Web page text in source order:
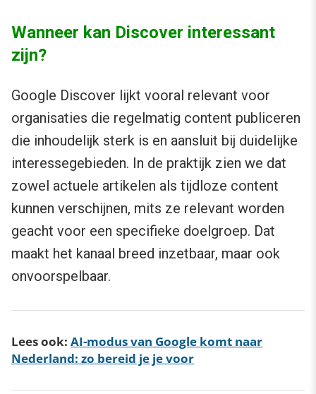
Wanneer kan Discover interessant
zijn?
Google Discover lijkt vooral relevant voor
organisaties die regelmatig content publiceren
die inhoudelijk sterk is en aansluit bij duidelijke
interessegebieden. In de praktijk zien we dat
zowel actuele artikelen als tijdloze content
kunnen verschijnen, mits ze relevant worden
geacht voor een specifieke doelgroep. Dat
maakt het kanaal breed inzetbaar, maar ook
onvoorspelbaar.
Lees ook: AI-modus van Google komt naar
Nederland: zo bereid je je voor